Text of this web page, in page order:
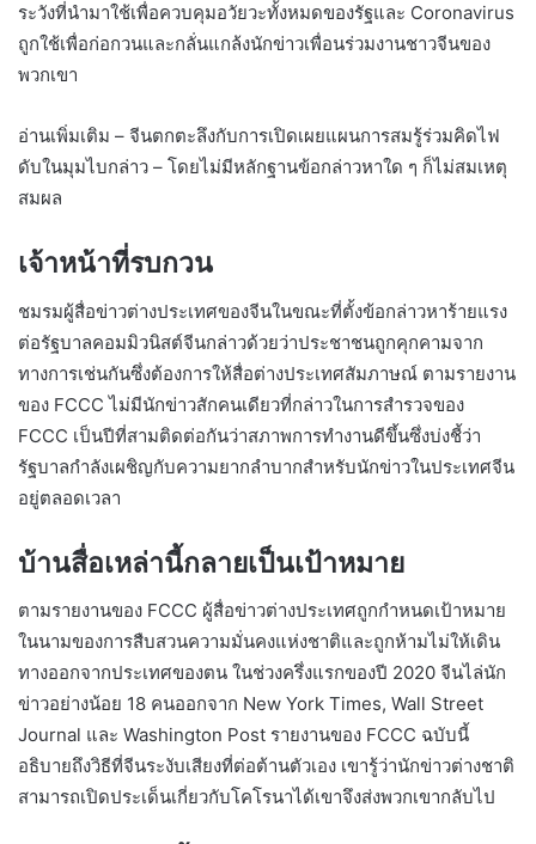
ระวังที่นำมาใช้เพื่อควบคุมอวัยวะทั้งหมดของรัฐและ Coronavirus
ถูกใช้เพื่อก่อกวนและกลั่นแกล้งนักข่าวเพื่อนร่วมงานชาวจีนของ
พวกเขา
อ่านเพิ่มเติม – จีนตกตะลึงกับการเปิดเผยแผนการสมรู้ร่วมคิดไฟ
ดับในมุมไบกล่าว – โดยไม่มีหลักฐานข้อกล่าวหาใด ๆ ก็ไม่สมเหตุ
สมผล
เจ้าหน้าที่รบกวน
ชมรมผู้สื่อข่าวต่างประเทศของจีนในขณะที่ตั้งข้อกล่าวหาร้ายแรง
ต่อรัฐบาลคอมมิวนิสต์จีนกล่าวด้วยว่าประชาชนถูกคุกคามจาก
ทางการเช่นกันซึ่งต้องการให้สื่อต่างประเทศสัมภาษณ์ ตามรายงาน
ของ FCCC ไม่มีนักข่าวสักคนเดียวที่กล่าวในการสำรวจของ
FCCC เป็นปีที่สามติดต่อกันว่าสภาพการทำงานดีขึ้นซึ่งบ่งชี้ว่า
รัฐบาลกำลังเผชิญกับความยากลำบากสำหรับนักข่าวในประเทศจีน
อยู่ตลอดเวลา
บ้านสื่อเหล่านี้กลายเป็นเป้าหมาย
ตามรายงานของ FCCC ผู้สื่อข่าวต่างประเทศถูกกำหนดเป้าหมาย
ในนามของการสืบสวนความมั่นคงแห่งชาติและถูกห้ามไม่ให้เดิน
ทางออกจากประเทศของตน ในช่วงครึ่งแรกของปี 2020 จีนไล่นัก
ข่าวอย่างน้อย 18 คนออกจาก New York Times, Wall Street
Journal และ Washington Post รายงานของ FCCC ฉบับนี้
อธิบายถึงวิธีที่จีนระงับเสียงที่ต่อต้านตัวเอง เขารู้ว่านักข่าวต่างชาติ
สามารถเปิดประเด็นเกี่ยวกับโคโรนาได้เขาจึงส่งพวกเขากลับไป